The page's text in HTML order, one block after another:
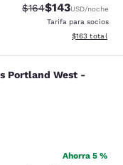
Precio tachado:
$164Precio con
$143USD/noche
Tarifa para socios
Ver detalles
$163 total
Portland
Portland West -
Feria. 581 reseñas
Ahorra 5 %